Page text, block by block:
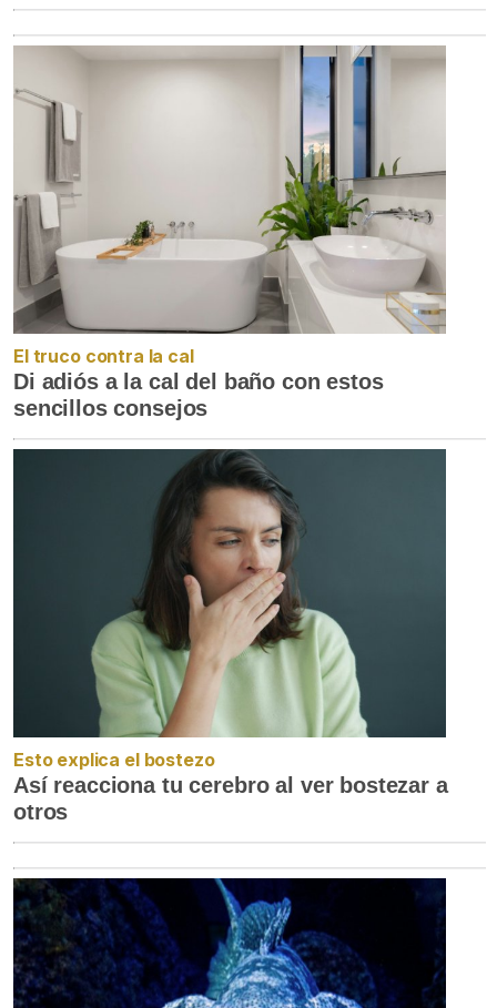
El truco contra la cal
Di adiós a la cal del baño con estos
sencillos consejos
Esto explica el bostezo
Así reacciona tu cerebro al ver bostezar a
otros